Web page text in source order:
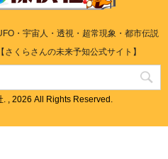
・宇宙人・透視・超常現象・都市伝説
くらさんの未来予知公式サイト】
, 2026 All Rights Reserved.